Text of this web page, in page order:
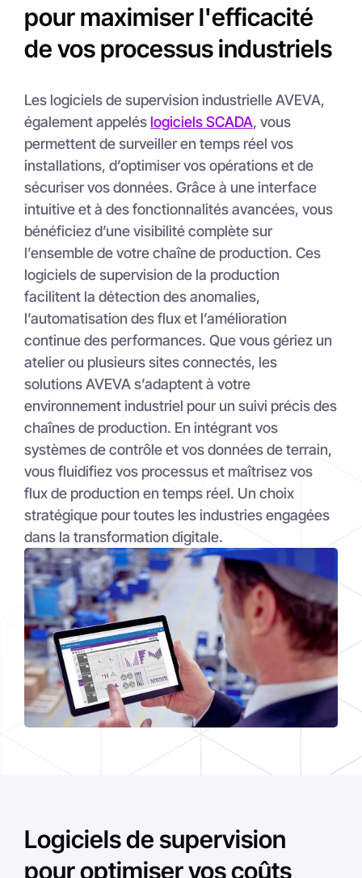
de vos processus industriels
également appeléslogiciels SCADA, vous
permettent de surveiller en temps réel vos
installations, d’optimiser vos opérations et de
sécuriser vos données. Grâce à une interface
intuitive et à des fonctionnalités avancées, vous
bénéficiez d’une visibilité complète sur
l’ensemble de votre chaîne de production. Ces
logiciels de supervision de la production
facilitent la détection des anomalies,
l’automatisation des flux et l’amélioration
continue des performances. Que vous gériez un
atelier ou plusieurs sites connectés, les
solutions AVEVA s’adaptent à votre
environnement industriel pour un suivi précis des
chaînes de production. En intégrant vos
systèmes de contrôle et vos données de terrain,
vous fluidifiez vos processus et maîtrisez vos
flux de production en temps réel. Un choix
stratégique pour toutes les industries engagées
dans la transformation digitale.
pour optimiser vos coûts